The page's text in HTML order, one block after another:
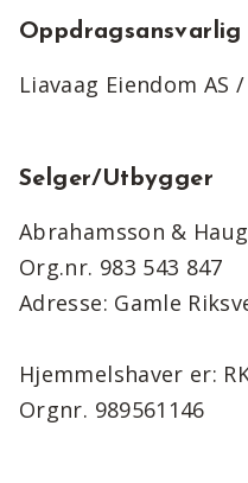
Oppdragsansvarlig
Liavaag Eiendom AS
Selger/Utbygger
Abrahamsson &
Org.nr. 983 543 847
Adresse: Gamle
Hjemmelshaver er:
Orgnr. 989561146